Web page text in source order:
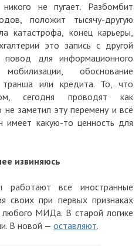
не пугает. Разбомбит
положит тысячу-другую
катастрофа, конец карьеры,
это запись с другой
для информационного
обоснование
транша или кредита. То, что
сегодня проводят как
не заметил эту перемену и всё
какую-то ценность для
извиняюсь
все иностранные
своих при первых признаках
МИДа. В старой логике
В новой — оставляют.